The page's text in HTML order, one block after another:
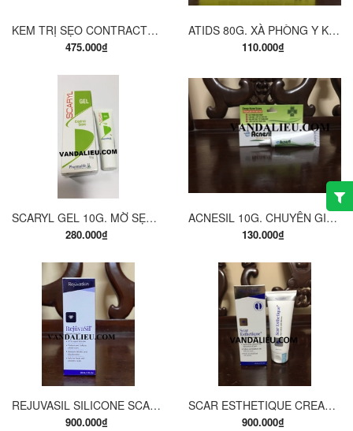
KEM TRỊ SẸO CONTRACTUBEX 50G
475.000₫
ATIDS 80G. XÀ PHÒNG Y KHOA, ĐIỀU TRỊ TRỨNG CÁ, DA DẦU, NẤM...
110.000₫
SCARYL GEL 10G. MỜ SẸO, GIẢM THÂM, GIẢM NGỨA, GIẢM VẾT RẠN DA.
280.000₫
ACNESIL 10G. CHUYÊN GIA CHO SẸO MỤN .
130.000₫
REJUVASIL SILICONE SCAR GEL 30ML. ĐẶC TRỊ SẸO PHẪU THUẬT, SẸO CHẤN THƯƠNG, SẸO BỎNG, SẸO LỒI, SẸO PHÌ ĐẠI LÂU NĂM.
900.000₫
SCAR ESTHETIQUE CREAM 60ML. ĐẶC TRỊ SẸO LÕM, VẾT RẠN DA, TRỊ SẸO THÂM, SẸO DO MỤN , SẸO RỖ, SẸO THỦY ĐẬU, SẸO PHẪU THUẬT, SẸO BỎNG.
900.000₫